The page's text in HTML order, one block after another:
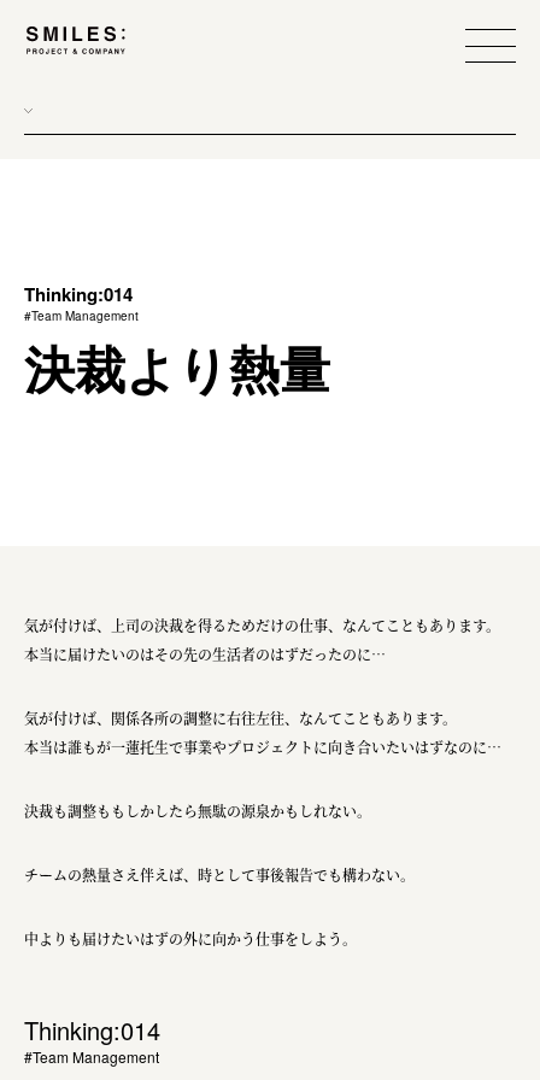
scope
process
team management
Thinking:014
#Team Management
決裁より熱量
気が付けば、上司の決裁を得るためだけの仕事、なんてこともあります。
本当に届けたいのはその先の生活者のはずだったのに…
気が付けば、関係各所の調整に右往左往、なんてこともあります。
本当は誰もが一蓮托生で事業やプロジェクトに向き合いたいはずなのに…
決裁も調整ももしかしたら無駄の源泉かもしれない。
チームの熱量さえ伴えば、時として事後報告でも構わない。
中よりも届けたいはずの外に向かう仕事をしよう。
Thinking:014
#Team Management